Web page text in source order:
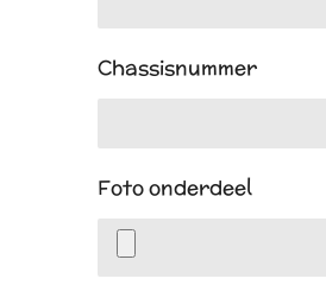
Chassisnummer
Foto onderdeel